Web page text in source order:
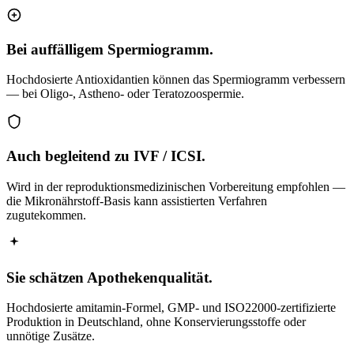
Bei auffälligem Spermiogramm.
Hochdosierte Antioxidantien können das Spermiogramm verbessern
— bei Oligo-, Astheno- oder Teratozoospermie.
Auch begleitend zu IVF / ICSI.
Wird in der reproduktionsmedizinischen Vorbereitung empfohlen —
die Mikronährstoff-Basis kann assistierten Verfahren
zugutekommen.
Sie schätzen Apothekenqualität.
Hochdosierte amitamin-Formel, GMP- und ISO22000-zertifizierte
Produktion in Deutschland, ohne Konservierungsstoffe oder
unnötige Zusätze.